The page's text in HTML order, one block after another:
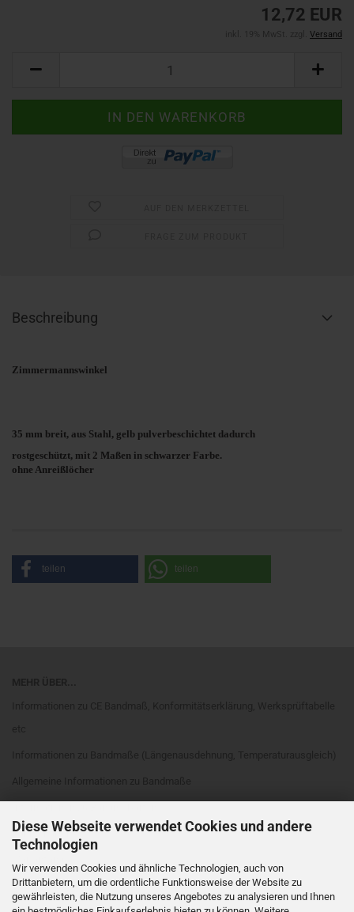
Diese Webseite verwendet Cookies und andere
Technologien
Wir verwenden Cookies und ähnliche Technologien, auch von
Drittanbietern, um die ordentliche Funktionsweise der Website zu
gewährleisten, die Nutzung unseres Angebotes zu analysieren und Ihnen
12,72 EUR
Versand
Beschreibung
Zimmermannswinkel
35 mm breit, aus Stahl, gelb pulverbeschichtet dadurch
rostgeschützt, mit 2 Maßen in schwarzer Farbe.
ohne Anreißlöcher
teilen teilen
Rahmenarten
EG Genauigkeitsklassen